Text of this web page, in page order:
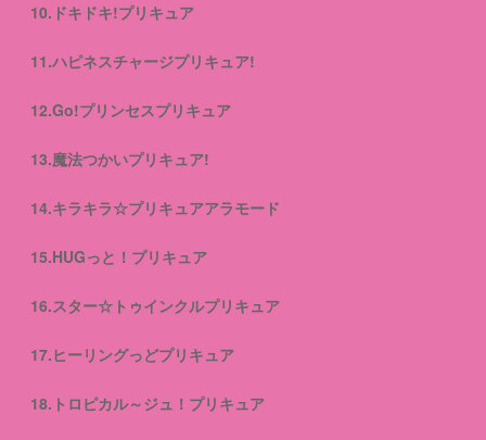
10.ドキドキ!プリキュア
11.ハピネスチャージプリキュア!
12.Go!プリンセスプリキュア
13.魔法つかいプリキュア!
14.キラキラ☆プリキュアアラモード
15.HUGっと！プリキュア
16.スター☆トゥインクルプリキュア
17.ヒーリングっどプリキュア
18.トロピカル～ジュ！プリキュア